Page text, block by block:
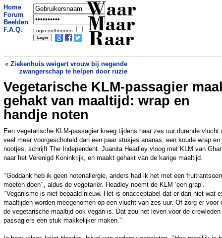
Home
Forum
Beelden
F.A.Q.
Login onthouden
Waar
Maar
Raar
« Ziekenhuis weigert vrouw bij negende
zwangerschap te helpen door ruzie
Qatar zit half jaar na WK met nutteloze
stadions: 'Nu is de waanzin pas echt
zichtbaar'»
Vegetarische KLM-passagier
gehakt van maaltijd: wrap en
handje noten
Een vegetarische KLM-passagier kreeg tijdens haar zes uur durende vlucht
veel meer voorgeschoteld dan een paar stukjes ananas, een koude wrap en
nootjes, schrijft The Independent. Juanita Headley vloog met KLM van
naar het Verenigd Koninkrijk, en maakt gehakt van de karige maaltijd.
‘’Goddank heb ik geen notenallergie, anders had ik het met een fruitrantsoen
moeten doen’’, aldus de vegetariër. Headley noemt de KLM ‘een grap’.
‘’Veganisme is niet bepaald nieuw. Het is onacceptabel dat er dan niet wat
maaltijden worden meegenomen op een vlucht van zes uur. Of zorg er voor
de vegetarische maaltijd ook vegan is. Dat zou het leven voor de crewleden
passagiers een stuk makkelijker maken.’’